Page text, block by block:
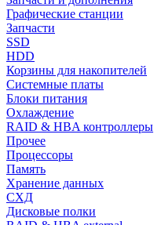
Графические станции
Запчасти
SSD
HDD
Корзины для накопителей
Системные платы
Блоки питания
Охлаждение
RAID & HBA контроллеры
Прочее
Процессоры
Память
Хранение данных
СХД
Дисковые полки